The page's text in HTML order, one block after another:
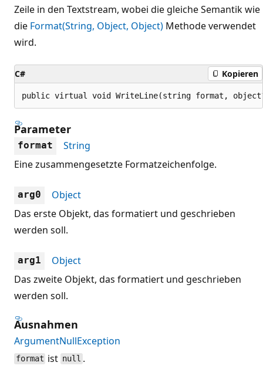
Zeile in den Textstream, wobei die gleiche Semantik wie
die Format(String, Object, Object) Methode verwendet
wird.
C# Kopieren
public virtual void WriteLine(string format,
Parameter
format
String
Eine zusammengesetzte Formatzeichenfolge.
arg0
Object
Das erste Objekt, das formatiert und geschrieben
werden soll.
arg1
Object
Das zweite Objekt, das formatiert und geschrieben
werden soll.
Ausnahmen
ArgumentNullException
format ist null .